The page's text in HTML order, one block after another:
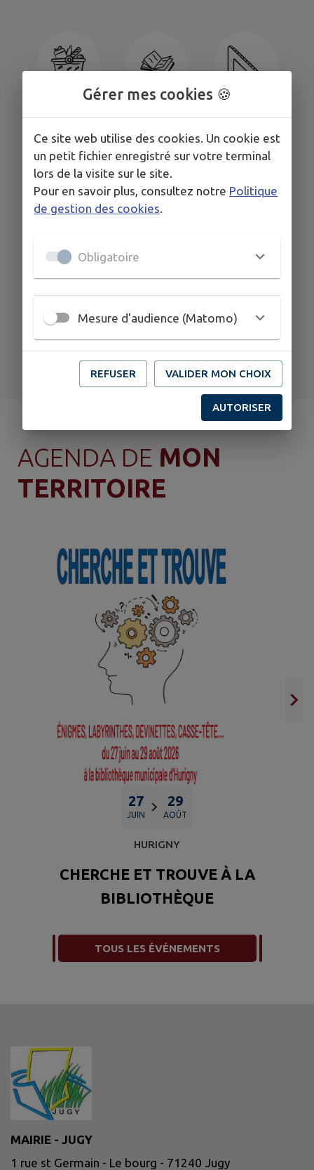
Commerces
Santé Sondages
AGENDA DE MON
TERRITOIRE
27
JUIN
29
AOÛT
HURIGNY
CHERCHE ET TROUVE À LA
BIBLIOTHÈQUE
TOUS LES ÉVÉNEMENTS
MAIRIE - JUGY
1 rue st Germain - Le bourg - 71240 Jugy
Gérer mes cookies 🍪
Ce site web utilise des cookies. Un cookie est
un petit fichier enregistré sur votre terminal
lors de la visite sur le site.
Pour en savoir plus, consultez notre Politique
de gestion des cookies.
Obligatoire
Mesure d'audience (Matomo)
REFUSER VALIDER MON CHOIX
AUTORISER